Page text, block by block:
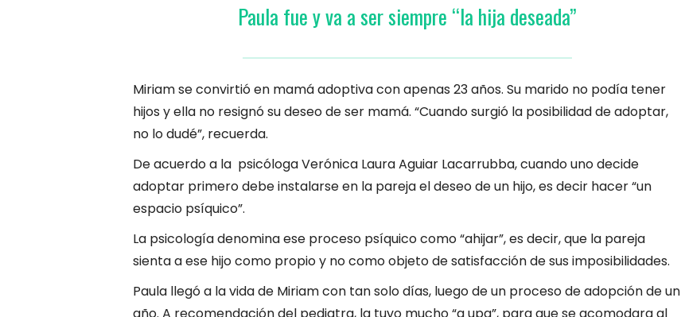
Paula fue y va a ser siempre “la hija deseada”
Miriam se convirtió en mamá adoptiva con apenas 23 años. Su marido no podía tener
hijos y ella no resignó su deseo de ser mamá. “Cuando surgió la posibilidad de adoptar,
no lo dudé”, recuerda.
De acuerdo a la psicóloga Verónica Laura Aguiar Lacarrubba, cuando uno decide
adoptar primero debe instalarse en la pareja el deseo de un hijo, es decir hacer “un
espacio psíquico”.
La psicología denomina ese proceso psíquico como “ahijar”, es decir, que la pareja
sienta a ese hijo como propio y no como objeto de satisfacción de sus imposibilidades.
Paula llegó a la vida de Miriam con tan solo días, luego de un proceso de adopción de un